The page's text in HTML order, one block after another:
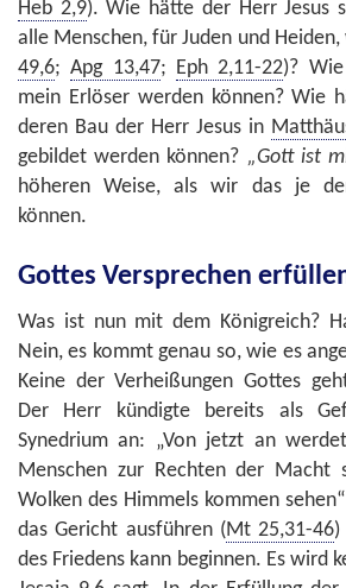
Heb 2,9). Wie hätte der Herr Jesus
alle Menschen, für Juden und
49,6;Apg 13,47; Eph 2,11-22)?
mein Erlöser werden können? Wie
deren Bau der Herr Jesus in
gebildet werden können? „Gott ist
höheren Weise, als wir das je
können.
Gottes Versprechen
Was ist nun mit dem Königreich?
Nein, es kommt genau so, wie es
Keine der Verheißungen Gottes
Der Herr kündigte bereits als
Synedrium an: „Von jetzt an
Menschen zur Rechten der Macht
Wolken des Himmels kommen
das Gericht ausführen (Mt 25,31-46)
des Friedens kann beginnen. Es wird